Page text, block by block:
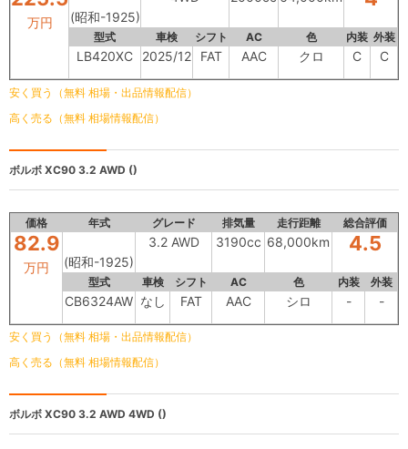
万円 (昭和-1925)
型式 車検 シフト AC 色 内装 外装
LB420XC 2025/12 FAT AAC クロ C C
安く買う（無料 相場・出品情報配信）
高く売る（無料 相場情報配信）
ボルボ XC90 3.2 AWD ()
価格 年式 グレード 排気量 走行距離 総合評価
82.9
万円 (昭和-1925)
3.2 AWD 3190cc 68,000km 4.5
型式 車検 シフト AC 色 内装 外装
CB6324AW なし FAT AAC シロ - -
安く買う（無料 相場・出品情報配信）
高く売る（無料 相場情報配信）
ボルボ XC90 3.2 AWD 4WD ()